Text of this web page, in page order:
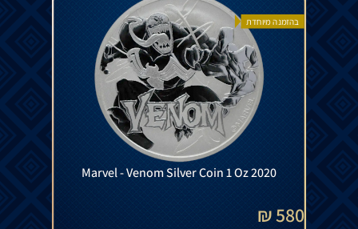
בהזמנה מיוחדת
Marvel - Venom Silver Coin 1 Oz 2020
580 ₪